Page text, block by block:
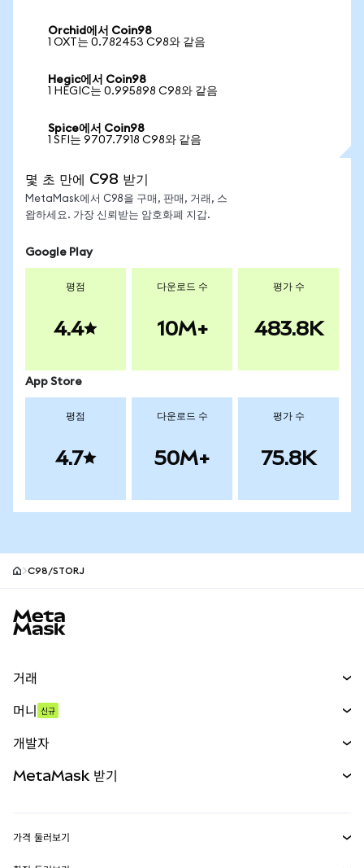
Orchid에서 Coin98
1 OXT는 0.782453 C98와 같음
Hegic에서 Coin98
1 HEGIC는 0.995898 C98와 같음
Spice에서 Coin98
1 SFI는 9707.7918 C98와 같음
몇 초 만에 C98 받기
MetaMask에서 C98을 구매, 판매, 거래, 스
왑하세요. 가장 신뢰받는 암호화폐 지갑.
Google Play
평점
4.4
다운로드 수
10M+
평가 수
483.8K
App Store
평점
4.7
다운로드 수
50M+
평가 수
75.8K
C98/STORJ
거래
무기한 선물
실물자산
머니 신규
개발자
MetaMask 받기
가격 둘러보기